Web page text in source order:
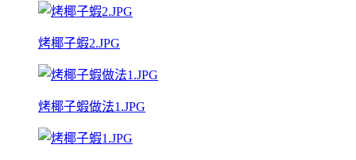
烤椰子蝦2.JPG
烤椰子蝦做法1.JPG